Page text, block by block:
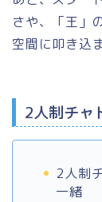
さや、「王」
空間に叩き込
2人制チャ
2人制
一緒